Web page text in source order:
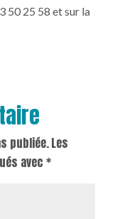
50 25 58 et sur la
publiée.Les
avec *